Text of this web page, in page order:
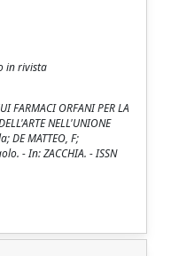
in rivista
FARMACI ORFANI PER LA
NELL'UNIONE
DE MATTEO, F;
- In: ZACCHIA. - ISSN